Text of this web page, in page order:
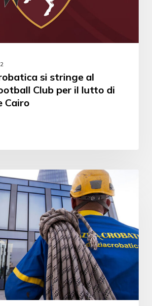
si stringe al
Club per il lutto di
Cairo